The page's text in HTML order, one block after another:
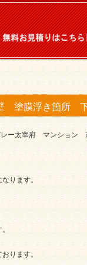
塗膜浮き箇所
ー太宰府 マンション
ります。
ります。